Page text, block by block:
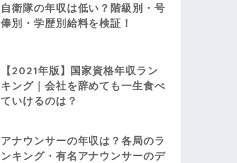
自衛隊の年収は低い？階級別・号
俸別・学歴別給料を検証！
【2021年版】国家資格年収ラン
キング｜会社を辞めても一生食べ
ていけるのは？
アナウンサーの年収は？各局のラ
ンキング・有名アナウンサーのデ